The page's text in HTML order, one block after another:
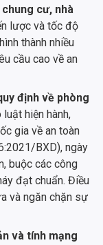
cư, nhà
lược và tốc độ
thành nhiều
cầu cao về an
định về phòng
hiện hành,
gia về an toàn
BXD), ngày
buộc các công
đạt chuẩn. Điều
và ngăn chặn sự
và tính mạng